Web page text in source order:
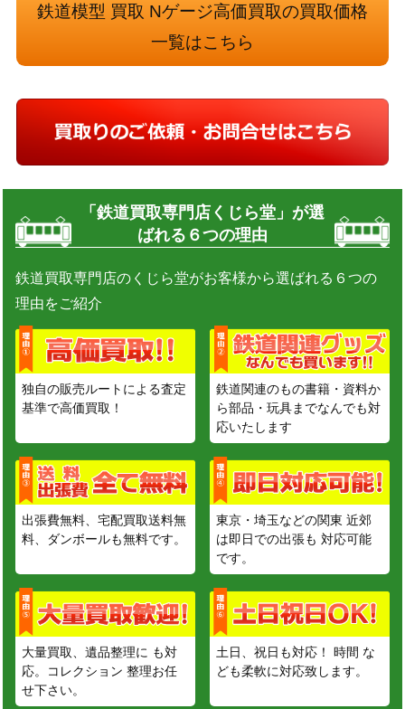
鉄道模型 買取 Nゲージ高価買取の買取価格
一覧はこちら
「鉄道買取専門店くじら堂」が選
ばれる６つの理由
鉄道買取専門店のくじら堂がお客様から選ばれる６つの
理由をご紹介
独自の販売ルートによる査定
基準で高価買取！
鉄道関連のもの書籍・資料か
ら部品・玩具までなんでも対
応いたします
出張費無料、宅配買取送料無
料、ダンボールも無料です。
東京・埼玉などの関東 近郊
は即日での出張も 対応可能
です。
大量買取、遺品整理に も対
応。コレクション 整理お任
せ下さい。
土日、祝日も対応！ 時間 な
ども柔軟に対応致します。